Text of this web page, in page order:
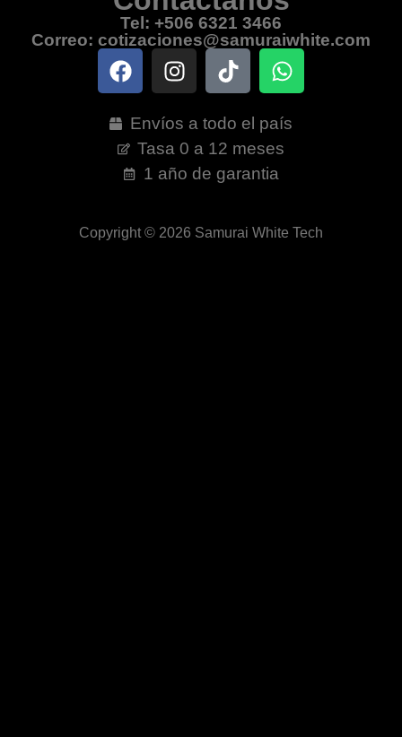
Tel: +506 6321 3466
Correo: cotizaciones@samuraiwhite.com
Envíos a todo el país
Tasa 0 a 12 meses
1 año de garantia
Copyright © 2026 Samurai White Tech